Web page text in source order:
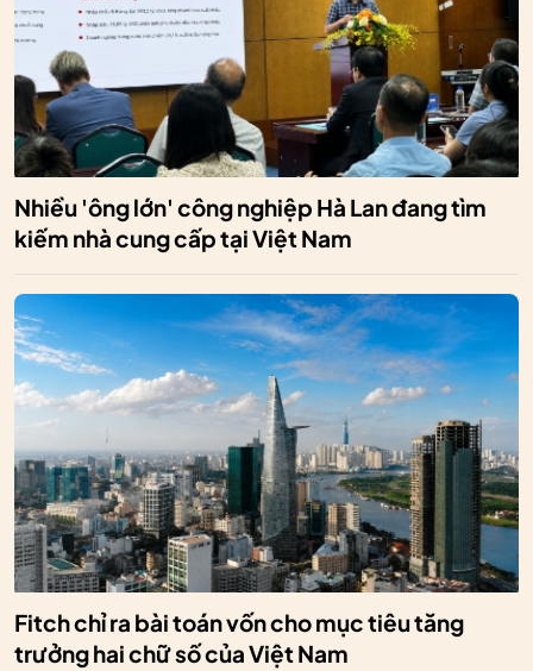
Nhiều 'ông lớn' công nghiệp Hà Lan đang tìm
kiếm nhà cung cấp tại Việt Nam
Fitch chỉ ra bài toán vốn cho mục tiêu tăng
trưởng hai chữ số của Việt Nam